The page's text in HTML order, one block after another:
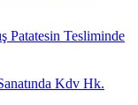
Patatesin Tesliminde
Kdv Hk.